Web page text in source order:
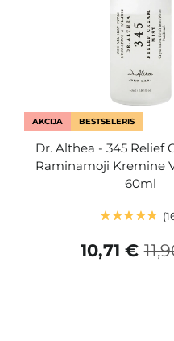
AKCIJA BESTSELERIS
Dr. Althea - 345 Relief
Raminamoji Kremine
60ml
10,71 €